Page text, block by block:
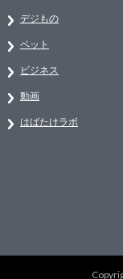
デジもの
ペット
ビジネス
動画
はばたけラボ